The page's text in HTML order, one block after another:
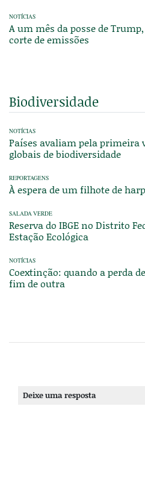
NOTÍCIAS
A um mês da posse de
corte de emissões
Biodiversidade
NOTÍCIAS
Países avaliam pela primeira
globais de biodiversidade
REPORTAGENS
À espera de um filhote de
SALADA VERDE
Reserva do IBGE no Distrito
Estação Ecológica
NOTÍCIAS
Coextinção: quando a perda
fim de outra
Deixe uma resposta